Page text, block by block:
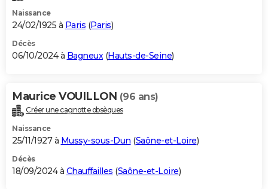
Naissance
24/02/1925 à Paris (Paris)
Décès
06/10/2024 à Bagneux(Hauts-de-Seine)
Maurice VOUILLON (96 ans)
Créer une cagnotte obsèques
Naissance
25/11/1927 à Mussy-sous-Dun (Saône-et-Loire)
Décès
18/09/2024 à Chauffailles (Saône-et-Loire)